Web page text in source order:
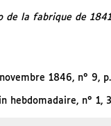
de la fabrique de 1841
1846, n° 9,
hebdomadaire, n° 1,